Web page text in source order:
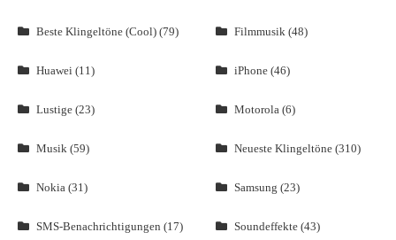
Beste Klingeltöne (Cool) (79) Filmmusik (48)
Huawei (11) iPhone (46)
Lustige (23) Motorola (6)
Musik (59) Neueste Klingeltöne (310)
Nokia (31) Samsung (23)
SMS-Benachrichtigungen (17) Soundeffekte (43)